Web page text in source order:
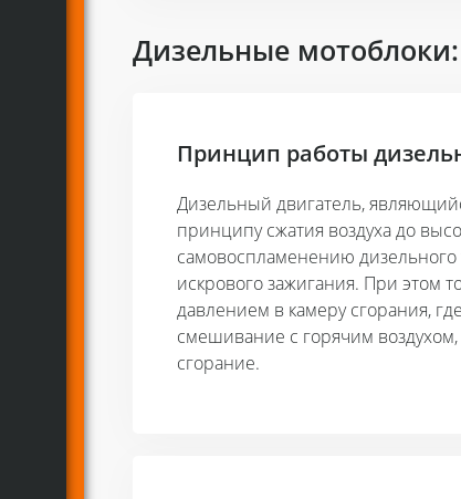
Дизельные
Принцип работы
Дизельный двигатель,
принципу сжатия воздуха до
самовоспламенению дизельного
искрового зажигания. При этом
давлением в камеру сгорания,
смешивание с горячим
сгорание.